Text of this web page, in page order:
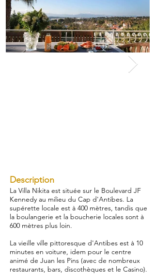
Description
La Villa Nikita est située sur le Boulevard JF
Kennedy au milieu du Cap d'Antibes. La
supérette locale est à 400 mètres, tandis que
la boulangerie et la boucherie locales sont à
600 mètres plus loin.
La vieille ville pittoresque d'Antibes est à 10
minutes en voiture, idem pour le centre
animé de Juan les Pins (avec de nombreux
restaurants, bars, discothèques et le Casino).